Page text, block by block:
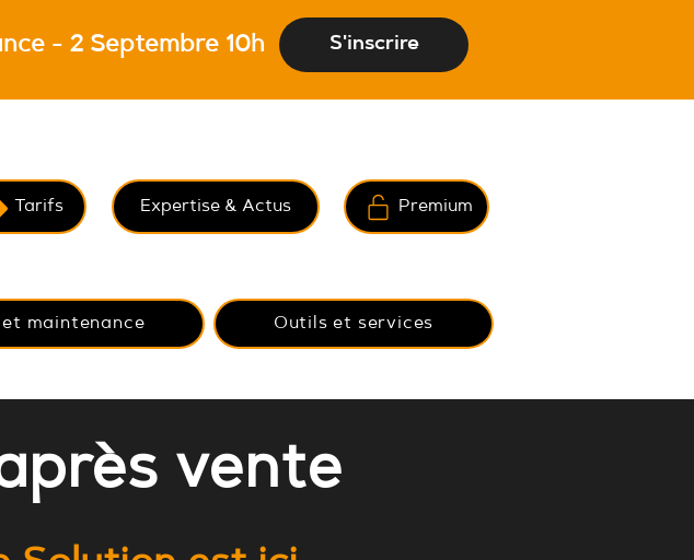
- 2 Septembre 10h S'inscrire
Tarifs Expertise & Actus Premium
maintenance Outils et services
vente